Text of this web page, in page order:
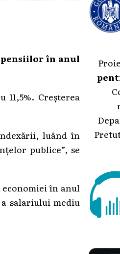
în anul
Creșterea
luând în
publice”, se
în anul
salariului mediu